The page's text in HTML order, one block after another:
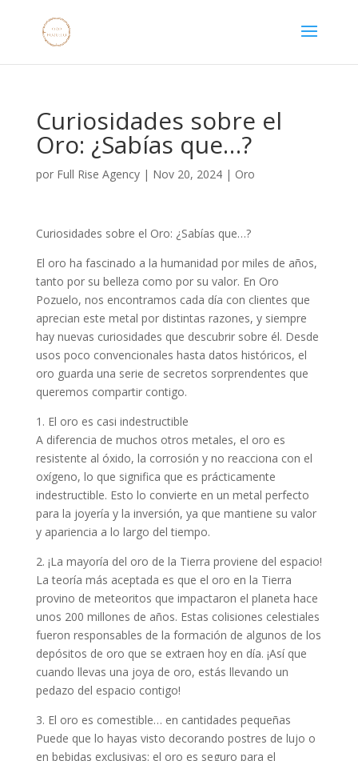
Curiosidades sobre el
Oro: ¿Sabías que…?
por Full Rise Agency| Nov 20, 2024| Oro
Curiosidades sobre el Oro: ¿Sabías que…?
El oro ha fascinado a la humanidad por miles de años,
tanto por su belleza como por su valor. En Oro
Pozuelo, nos encontramos cada día con clientes que
aprecian este metal por distintas razones, y siempre
hay nuevas curiosidades que descubrir sobre él. Desde
usos poco convencionales hasta datos históricos, el
oro guarda una serie de secretos sorprendentes que
queremos compartir contigo.
1. El oro es casi indestructible
A diferencia de muchos otros metales, el oro es
resistente al óxido, la corrosión y no reacciona con el
oxígeno, lo que significa que es prácticamente
indestructible. Esto lo convierte en un metal perfecto
para la joyería y la inversión, ya que mantiene su valor
y apariencia a lo largo del tiempo.
2. ¡La mayoría del oro de la Tierra proviene del espacio!
La teoría más aceptada es que el oro en la Tierra
provino de meteoritos que impactaron el planeta hace
unos 200 millones de años. Estas colisiones celestiales
fueron responsables de la formación de algunos de los
depósitos de oro que se extraen hoy en día. ¡Así que
cuando llevas una joya de oro, estás llevando un
pedazo del espacio contigo!
3. El oro es comestible… en cantidades pequeñas
Puede que lo hayas visto decorando postres de lujo o
en bebidas exclusivas: el oro es seguro para el